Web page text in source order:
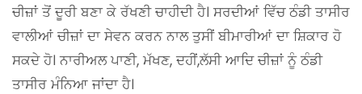
ਚੀਜ਼ਾਂ ਤੋਂ ਦੂਰੀ ਬਣਾ ਕੇ ਰੱਖਣੀ ਚਾਹੀਦੀ ਹੈ। ਸਰਦੀਆਂ ਵਿੱਚ ਠੰਡੀ ਤਾਸੀਰ
ਵਾਲੀਆਂ ਚੀਜ਼ਾਂ ਦਾ ਸੇਵਨ ਕਰਨ ਨਾਲ ਤੁਸੀਂ ਬੀਮਾਰੀਆਂ ਦਾ ਸ਼ਿਕਾਰ ਹੋ
ਸਕਦੇ ਹੋ। ਨਾਰੀਅਲ ਪਾਣੀ, ਮੱਖਣ, ਦਹੀਂ,ਲੱਸੀ ਆਦਿ ਚੀਜ਼ਾਂ ਨੂੰ ਠੰਡੀ
ਤਾਸੀਰ ਮੰਨਿਆ ਜਾਂਦਾ ਹੈ।